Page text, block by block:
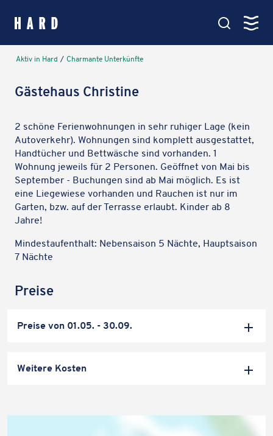
Hauptmenü
Amt & Service
Leben in Hard
Bildung, Soziales & Familie
Aktiv in Hard
Aktiv in Hard / Char­mante Unterkünfte
Gästehaus Christine
2 schöne Ferienwohnungen in sehr ruhiger Lage (kein
Autoverkehr). Wohnungen sind komplett ausgestattet,
Handtücher und Bettwäsche sind vorhanden. 1
Wohnung jeweils für 2 Personen. Geöffnet von Mai bis
September - Buchungen sind ab Mai möglich. Es ist
eine Liegewiese vorhanden und Rauchen ist nur im
Garten, bzw. auf der Terrasse erlaubt. Kinder ab 8
Jahre!
Mindestaufenthalt: Nebensaison 5 Nächte, Hauptsaison
7 Nächte
Preise
Preise von 01.05. - 30.09.
Weitere Kosten
Kartenansicht